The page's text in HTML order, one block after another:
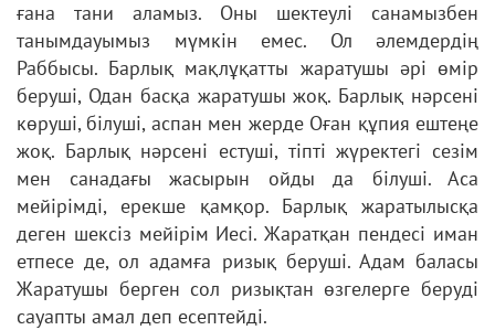
ғана тани аламыз. Оны шектеулі санамызбен
танымдауымыз мүмкін емес. Ол әлемдердің
Раббысы. Барлық мақлұқатты жаратушы әрі өмір
беруші, Одан басқа жаратушы жоқ. Барлық нәрсені
көруші, білуші, аспан мен жерде Оған құпия ештеңе
жоқ. Барлық нәрсені естуші, тіпті жүректегі сезім
мен санадағы жасырын ойды да білуші. Аса
мейірімді, ерекше қамқор. Барлық жаратылысқа
деген шексіз мейірім Иесі. Жаратқан пендесі иман
етпесе де, ол адамға ризық беруші. Адам баласы
Жаратушы берген сол ризықтан өзгелерге беруді
сауапты амал деп есептейді.